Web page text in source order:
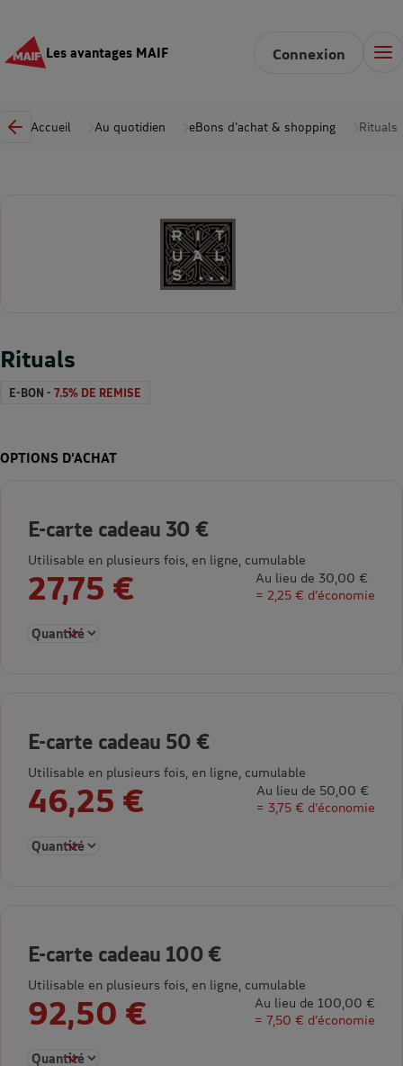
Les avantages MAIF Connexion
Accueil Au quotidien eBons d'achat & shopping Rituals
Rituals
E-BON - 7.5% DE REMISE
OPTIONS D’ACHAT
E-carte cadeau 30 €
Utilisable en plusieurs fois, en ligne, cumulable
27,75 €
Au lieu de 30,00 €
= 2,25 € d’économie
Sélectionner la quantité pour E-carte cadeau 30 €
E-carte cadeau 50 €
Utilisable en plusieurs fois, en ligne, cumulable
46,25 €
Au lieu de 50,00 €
= 3,75 € d’économie
Sélectionner la quantité pour E-carte cadeau 50 €
E-carte cadeau 100 €
Utilisable en plusieurs fois, en ligne, cumulable
92,50 €
Au lieu de 100,00 €
= 7,50 € d’économie
Sélectionner la quantité pour E-carte cadeau 100 €